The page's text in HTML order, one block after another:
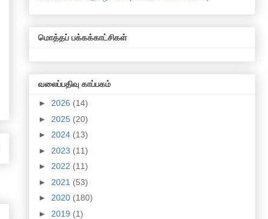
மொத்தப் பக்கக்காட்சிகள்
வலைப்பதிவு காப்பகம்
► 2026 (14)
► 2025 (20)
► 2024 (13)
► 2023 (11)
► 2022 (11)
► 2021 (53)
► 2020 (180)
► 2019 (1)